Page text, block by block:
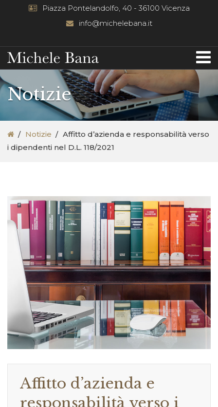
Piazza Pontelandolfo, 40 - 36100 Vicenza
info@michelebana.it
Notizie
Notizie
Affitto d’azienda e responsabilità verso
i dipendenti nel D.L. 118/2021
Affitto d’azienda e
responsabilità verso i